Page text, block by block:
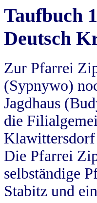
Taufbuch
Deutsch
Zur Pfarrei
(Sypnywo)
Jagdhaus
die
Klawittersdorf
Die Pfarrei
selbständige
Stabitz und